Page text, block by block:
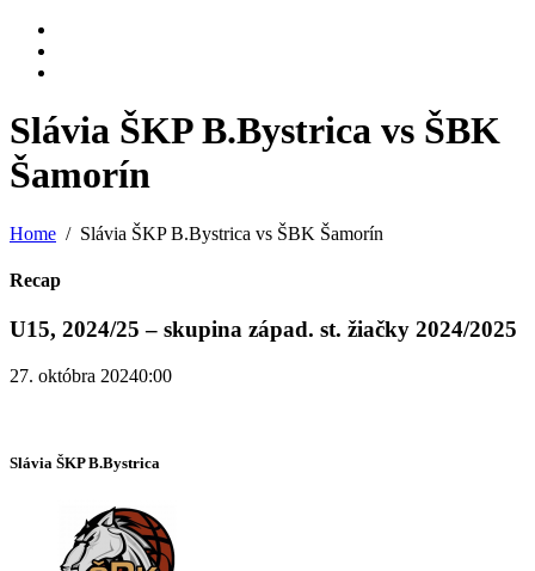
Slávia ŠKP B.Bystrica vs ŠBK
Šamorín
Home Slávia ŠKP B.Bystrica vs ŠBK Šamorín
Recap
U15, 2024/25 – skupina západ. st. žiačky 2024/2025
27. októbra 20240:00
Slávia ŠKP B.Bystrica